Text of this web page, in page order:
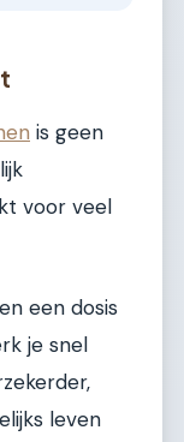
is geen
voor veel
een dosis
je snel
leven